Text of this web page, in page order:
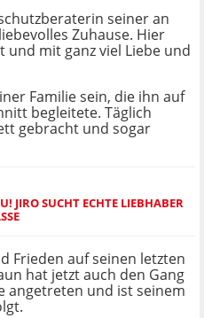
seiner an
Zuhause. Hier
mit ganz viel Liebe und
Familie sein, die ihn auf
begleitete. Täglich
gebracht und sogar
JIRO SUCHT ECHTE LIEBHABER
Frieden auf seinen letzten
hat jetzt auch den Gang
angetreten und ist seinem